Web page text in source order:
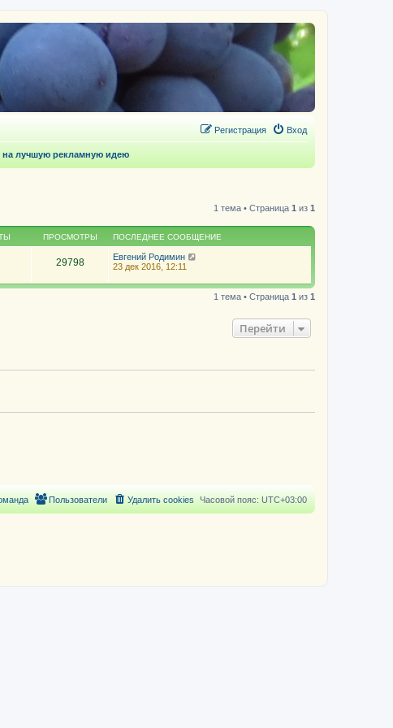
Вход
Регистрация
на лучшую рекламную идею
1 тема • Страница 1 из 1
ПРОСМОТРЫ ПОСЛЕДНЕЕ СООБЩЕНИЕ
29798
Евгений Родимин
23 дек 2016, 12:11
1 тема • Страница 1 из 1
Перейти
Часовой пояс: UTC+03:00
Удалить cookies
Пользователи